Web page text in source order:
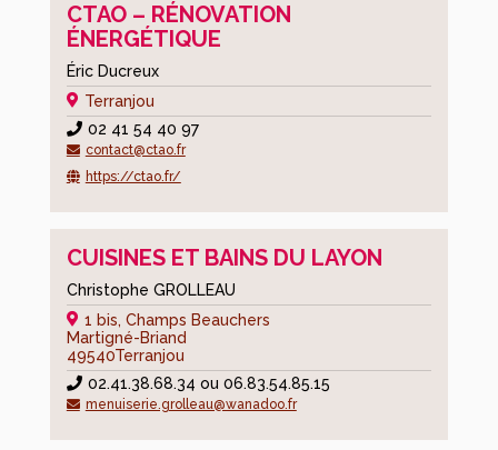
Associations
éducation
Associations
loisirs
Associations
sportives
animations
Associations
culturelles
Associations
social
CTAO – RÉNOVATION
ÉNERGÉTIQUE
Éric Ducreux
Terranjou
02 41 54 40 97
contact@ctao.fr
https://ctao.fr/
CUISINES ET BAINS DU LAYON
Christophe GROLLEAU
1 bis, Champs Beauchers
Martigné-Briand
49540Terranjou
02.41.38.68.34 ou 06.83.54.85.15
menuiserie.grolleau@wanadoo.fr